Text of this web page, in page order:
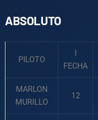
ABSOLUTO
PILOTO
I
FECHA
MARLON
MURILLO
12